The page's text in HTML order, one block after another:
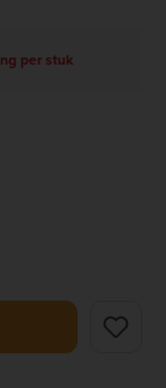
per stuk
in of